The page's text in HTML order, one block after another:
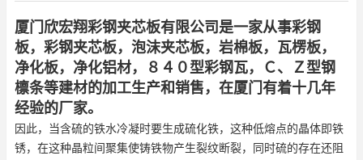
厦门欣宏翔彩钢夹芯板有限公司是一家从事彩钢
板，彩钢夹芯板，泡沫夹芯板，岩棉板，瓦楞板，
净化板，净化铝材，８４０型彩钢瓦，Ｃ、Ｚ型钢
檩条等建材的加工生产和销售，在厦门有着十几年
经验的厂家。
因此，当含硫的铁水冷凝时要生成硫化铁，这种低熔点的晶体即铁
锈，在这种晶粒间聚集使铸铁物产生裂纹断裂，同时硫的存在还阻